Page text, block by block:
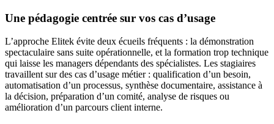
Une pédagogie centrée sur vos cas d’usage
L’approche Elitek évite deux écueils fréquents : la démonstration
spectaculaire sans suite opérationnelle, et la formation trop technique
qui laisse les managers dépendants des spécialistes. Les stagiaires
travaillent sur des cas d’usage métier : qualification d’un besoin,
automatisation d’un processus, synthèse documentaire, assistance à
la décision, préparation d’un comité, analyse de risques ou
amélioration d’un parcours client interne.